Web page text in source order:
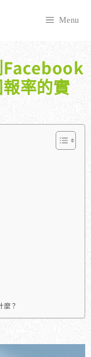
Menu
Facebook
率的實
麼？